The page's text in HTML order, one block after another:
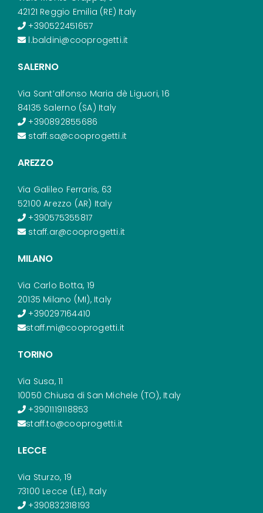
42121 Reggio Emilia (RE) Italy
+390522451657
l.baldini@cooprogetti.it
SALERNO
Via Sant’alfonso Maria dè Liguori, 16
84135 Salerno (SA) Italy
+390892855686
staff.sa@cooprogetti.it
AREZZO
Via Galileo Ferraris, 63
52100 Arezzo (AR) Italy
+390575355817
staff.ar@cooprogetti.it
MILANO
Via Carlo Botta, 19
20135 Milano (MI), Italy
+390297164410
staff.mi@cooprogetti.it
TORINO
Via Susa, 11
10050 Chiusa di San Michele (TO), Italy
+3901119118853
staff.to@cooprogetti.it
LECCE
Via Sturzo, 19
73100 Lecce (LE), Italy
+390832318193